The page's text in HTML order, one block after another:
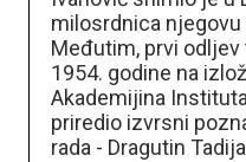
milosrdnica
Međutim, prvi
1954. godine na
Akademijina
priredio izvrsni
rada - Dragutin